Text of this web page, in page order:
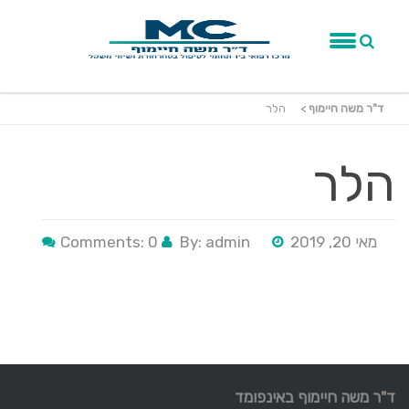
ד"ר משה חיימוף > הלר
הלר
מאי 20, 2019 By: admin
Comments: 0
ד"ר משה חיימוף באינפומד